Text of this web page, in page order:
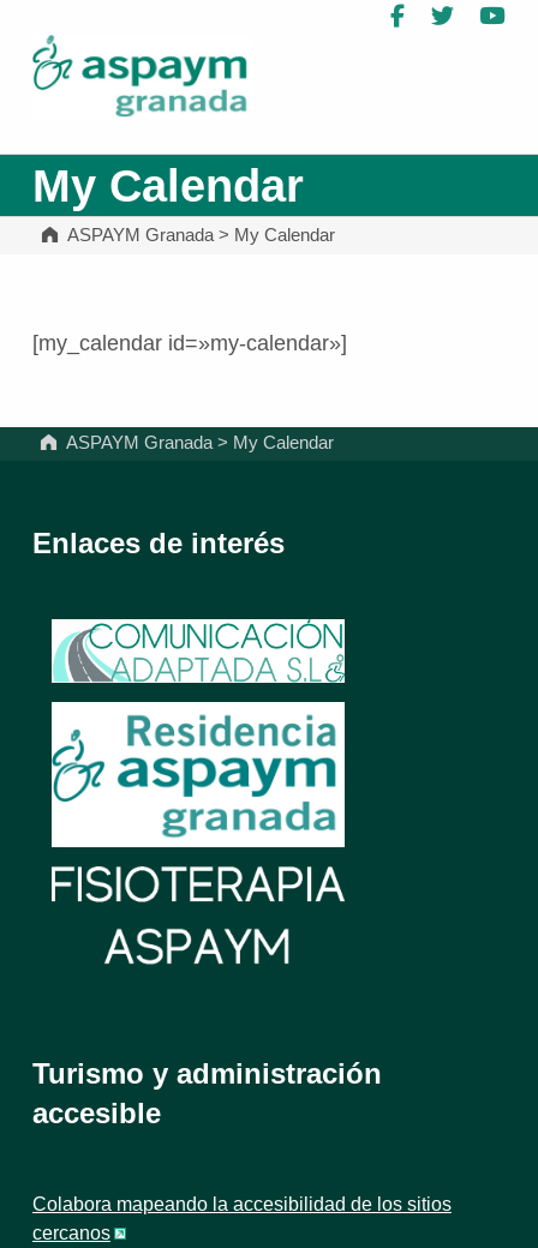
Facebook
Twitter
My Calendar
ASPAYM Granada> My Calendar
[my_calendar id=»my-calendar»]
ASPAYM Granada > My Calendar
Enlaces de interés
Turismo y administración
accesible
Colabora mapeando la accesibilidad de los sitios
cercanos